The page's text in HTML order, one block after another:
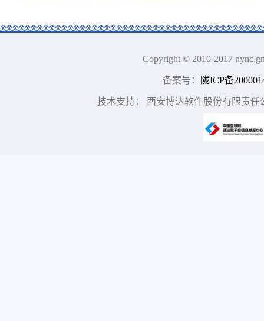
Copyright © 2010-2017
备案号： 陇ICP备
技术支持： 西安博达软件股份有限责